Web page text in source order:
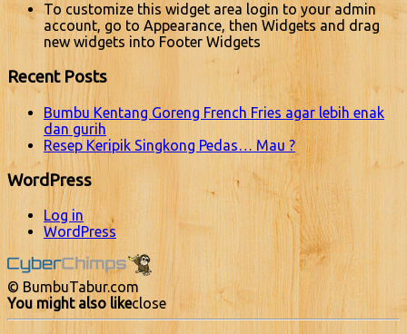
To customize this widget area login to your admin
account, go to Appearance, then Widgets and drag
new widgets into Footer Widgets
Recent Posts
Bumbu Kentang Goreng French Fries agar lebih enak
dan gurih
Resep Keripik Singkong Pedas… Mau ?
WordPress
Log in
WordPress
© BumbuTabur.com
You might also likeclose